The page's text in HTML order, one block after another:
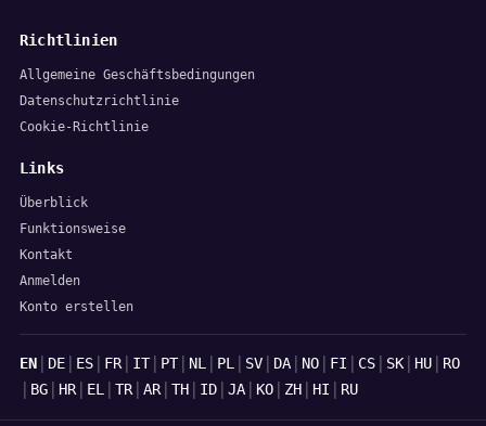
Richtlinien
Allgemeine Geschäftsbedingungen
Datenschutzrichtlinie
Cookie-Richtlinie
Links
Überblick
Funktionsweise
Kontakt
Anmelden
Konto erstellen
Sprachen
EN| DE| ES| FR| IT| PT| NL | PL | SV| DA| NO| FI CS| SK| HU| RO
BG| HR| EL | TR| AR| TH| ID| JA| KO| ZH| HI RU